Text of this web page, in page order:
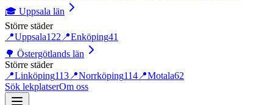
🎓 Uppsala län
Större städer
📍Uppsala122 📍Enköping41
🌳 Östergötlands län
Större städer
📍Linköping113 📍Norrköping114 📍Motala62
Sök lekplatserOm oss